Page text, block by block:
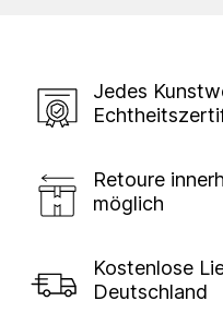
Jedes
Retoure
möglich
Kostenlose
Deutschland